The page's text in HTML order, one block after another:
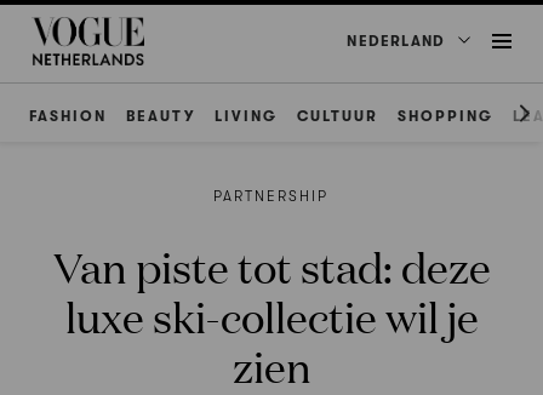
NEDERLAND
FASHION BEAUTY LIVING CULTUUR SHOPPING
PARTNERSHIP
Van piste tot stad: deze
luxe ski-collectie wil je
zien